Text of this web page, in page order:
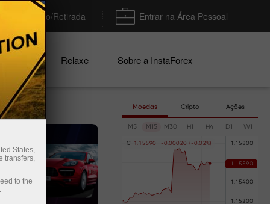
Depósito/Retirada Entrar na Área Pessoal
Relaxe Sobre a InstaForex
Moedas Cripto Ações
M5 M15 M30 H1 H4 D1 W1
C 1 . 1 5590 -0 .000 20 ( -0 .0 2%
States,
transfers,
to the